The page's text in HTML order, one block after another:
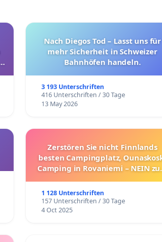
Nach Diegos Tod – Lasst uns für
mehr Sicherheit in Schweizer
Bahnhöfen handeln.
3 193 Unterschriften
416 Unterschriften / 30 Tage
13 May 2026
Zerstören Sie nicht Finnlands
besten Campingplatz,
Camping in Rovaniemi – NEIN
1 128 Unterschriften
157 Unterschriften / 30 Tage
4 Oct 2025